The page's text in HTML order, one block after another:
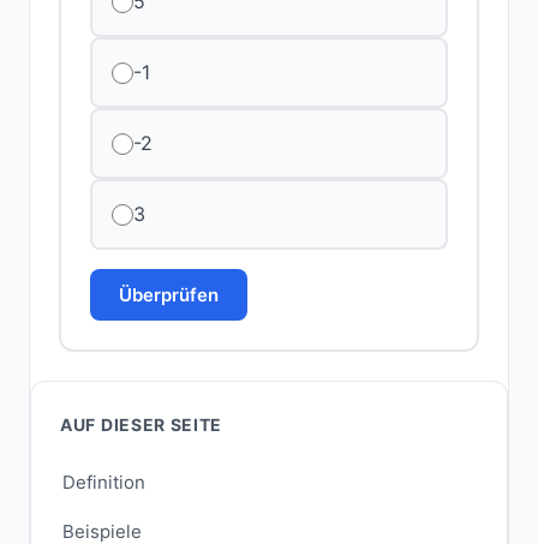
-1
-2
3
Überprüfen
AUF DIESER SEITE
Definition
Beispiele